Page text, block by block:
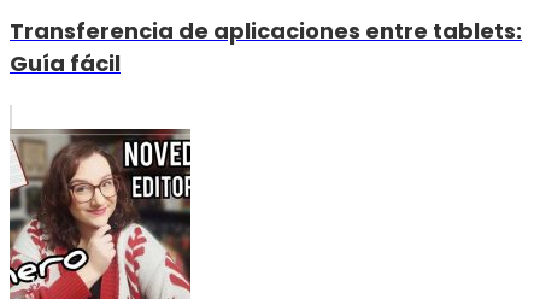
Transferencia de aplicaciones entre tablets:
Guía fácil